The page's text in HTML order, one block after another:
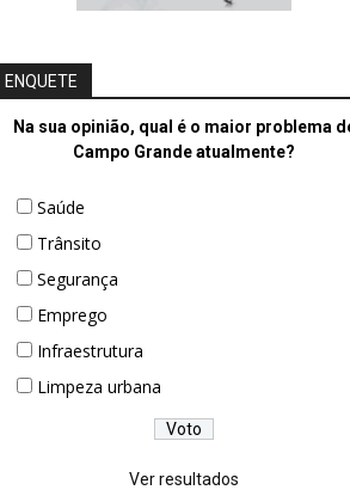
ENQUETE
Na sua opinião, qual é o maior problema
Campo Grande atualmente?
Saúde
Trânsito
Segurança
Emprego
Infraestrutura
Limpeza urbana
Ver resultados